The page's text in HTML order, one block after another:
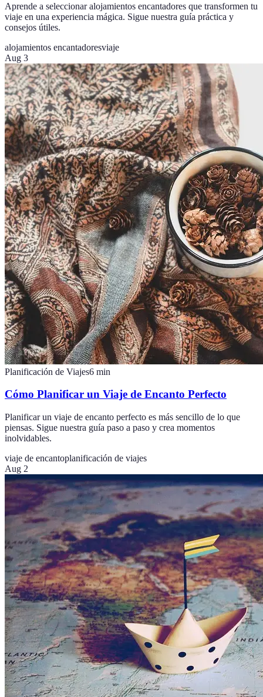
Aprende a seleccionar alojamientos encantadores que transformen tu
viaje en una experiencia mágica. Sigue nuestra guía práctica y
consejos útiles.
alojamientos encantadoresviaje
Aug 3
Planificación de Viajes6 min
Cómo Planificar un Viaje de Encanto Perfecto
Planificar un viaje de encanto perfecto es más sencillo de lo que
piensas. Sigue nuestra guía paso a paso y crea momentos
inolvidables.
viaje de encantoplanificación de viajes
Aug 2